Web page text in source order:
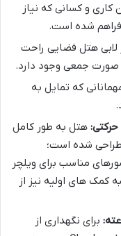
کاری و کسانی که نیاز
فراهم شده است.
لابی هتل فضایی راحت
صورت جمعی وجود دارد.
که تمایل به
حرکتی: هتل به طور کامل
طراحی شده است؛
مناسب برای ویلچر
کمک های اولیه نیز از
برای نگهداری از